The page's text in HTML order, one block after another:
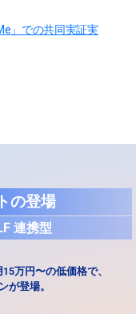
」での共同実証実
の登場
連携型
万円〜の低価格で、
が登場。